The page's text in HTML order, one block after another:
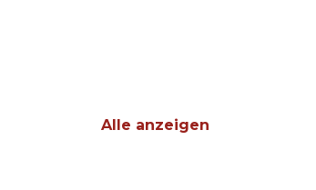
Alle anzeigen